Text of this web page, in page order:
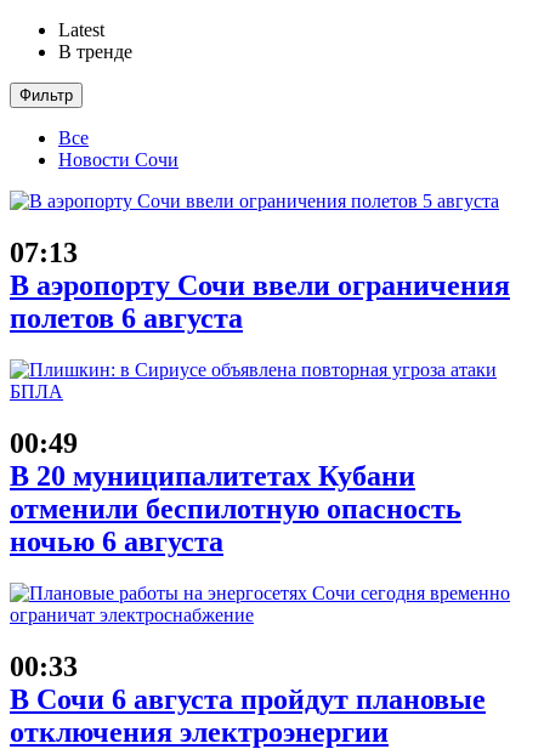
Latest
В тренде
Фильтр
Все
Новости Сочи
07:13
В аэропорту Сочи ввели ограничения
полетов 6 августа
00:49
В 20 муниципалитетах Кубани
отменили беспилотную опасность
ночью 6 августа
00:33
В Сочи 6 августа пройдут плановые
отключения электроэнергии